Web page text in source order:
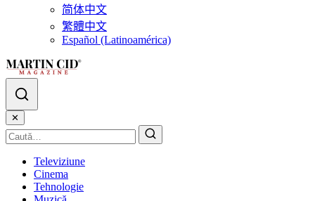
简体中文
繁體中文
Español (Latinoamérica)
✕
Televiziune
Cinema
Tehnologie